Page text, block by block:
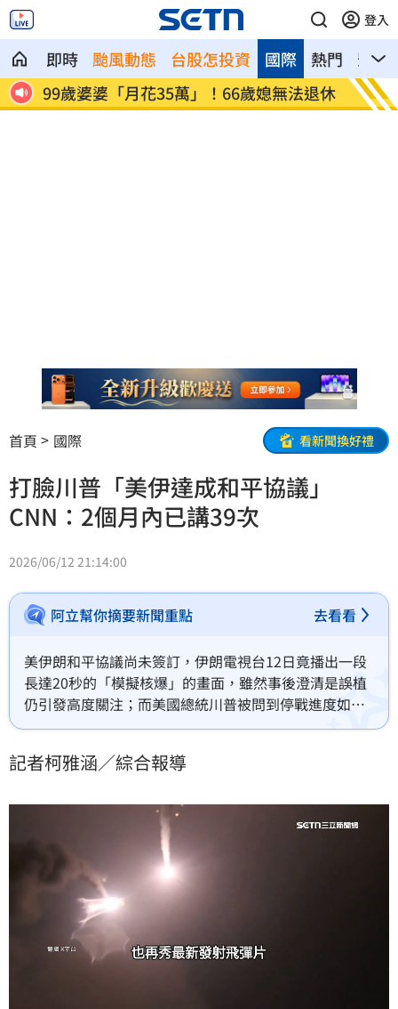
登入
即時 颱風動態 台股怎投資 熱門 影音
國際
結
99歲婆婆「月花35萬」！66歲媳無法退休
外野
標
首頁 國際 看新聞換好禮
打臉川普「美伊達成和平協議」
CNN：2個月內已講39次
2026/06/12 21:14:00
阿立幫你摘要新聞重點 去看看
美伊朗和平協議尚未簽訂，伊朗電視台12日竟播出一段
長達20秒的「模擬核爆」的畫面，雖然事後澄清是誤植
仍引發高度關注；而美國總統川普被問到停戰進度如
何，他再強調雙方很快會簽署協議，但不只伊朗打臉，
記者柯雅涵／綜合報導